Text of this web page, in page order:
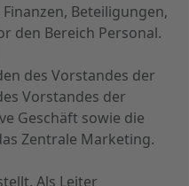
Beteiligungen,
den Bereich Personal.
des Vorstandes der
Vorstandes der
Geschäft sowie die
Zentrale Marketing.
Als Leiter